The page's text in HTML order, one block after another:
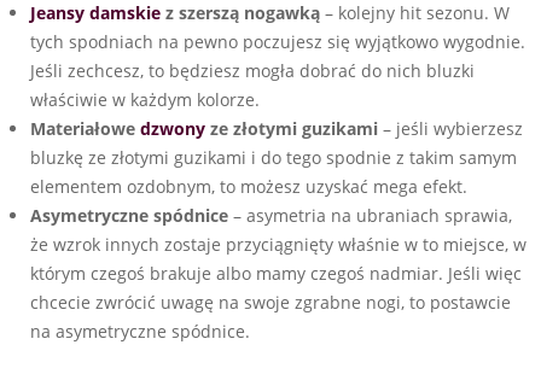
Jeansy damskie z szerszą nogawką – kolejny hit sezonu. W
tych spodniach na pewno poczujesz się wyjątkowo wygodnie.
Jeśli zechcesz, to będziesz mogła dobrać do nich bluzki
właściwie w każdym kolorze.
Materiałowe dzwony ze złotymi guzikami – jeśli wybierzesz
bluzkę ze złotymi guzikami i do tego spodnie z takim samym
elementem ozdobnym, to możesz uzyskać mega efekt.
Asymetryczne spódnice – asymetria na ubraniach sprawia,
że wzrok innych zostaje przyciągnięty właśnie w to miejsce, w
którym czegoś brakuje albo mamy czegoś nadmiar. Jeśli więc
chcecie zwrócić uwagę na swoje zgrabne nogi, to postawcie
na asymetryczne spódnice.